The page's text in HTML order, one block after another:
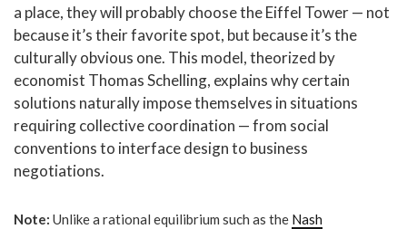
a place, they will probably choose the Eiffel Tower — not
because it’s their favorite spot, but because it’s the
culturally obvious one. This model, theorized by
economist Thomas Schelling, explains why certain
solutions naturally impose themselves in situations
requiring collective coordination — from social
conventions to interface design to business
negotiations.
Note: Unlike a rational equilibrium such as the Nash